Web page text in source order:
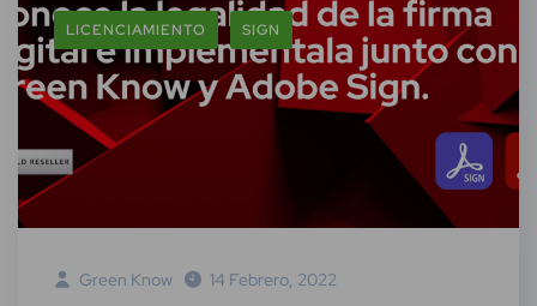
LICENCIAMIENTO SIGN
Green Know 14 Febrero, 2022